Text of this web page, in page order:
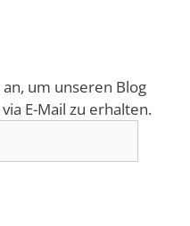
um unseren Blog
E-Mail zu erhalten.